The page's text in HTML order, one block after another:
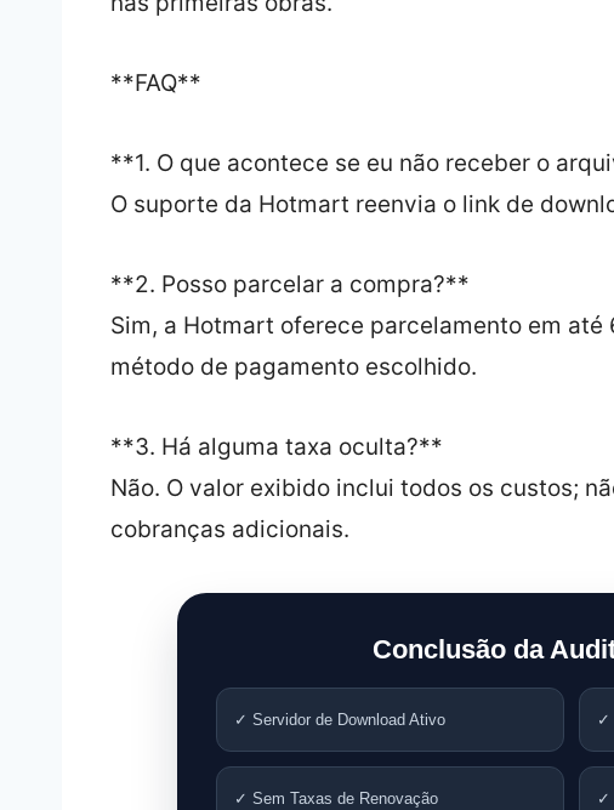
**FAQ**
**1. O que acontece se eu não receber o
O suporte da Hotmart reenvia o link de
**2. Posso parcelar a compra?**
Sim, a Hotmart oferece parcelamento em
método de pagamento escolhido.
**3. Há alguma taxa oculta?**
Não. O valor exibido inclui todos os custos;
cobranças adicionais.
Conclusão da
✓ Servidor de Download Ativo ✓
✓ Sem Taxas de Renovação ✓